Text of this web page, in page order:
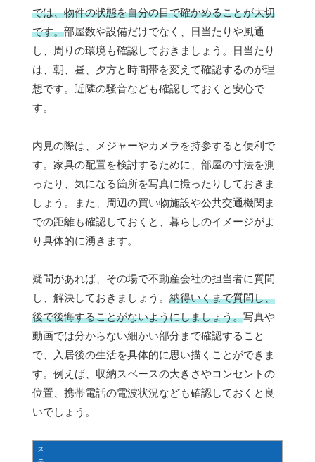
では、物件の状態を自分の目で確かめることが大切
です。部屋数や設備だけでなく、日当たりや風通
し、周りの環境も確認しておきましょう。日当たり
は、朝、昼、夕方と時間帯を変えて確認するのが理
想です。近隣の騒音なども確認しておくと安心で
す。
内見の際は、メジャーやカメラを持参すると便利で
す。家具の配置を検討するために、部屋の寸法を測
ったり、気になる箇所を写真に撮ったりしておきま
しょう。また、周辺の買い物施設や公共交通機関ま
での距離も確認しておくと、暮らしのイメージがよ
り具体的に湧きます。
疑問があれば、その場で不動産会社の担当者に質問
し、解決しておきましょう。 納得いくまで質問し、
後で後悔することがないようにしましょう。写真や
動画では分からない細かい部分まで確認すること
で、入居後の生活を具体的に思い描くことができま
す。例えば、収納スペースの大きさやコンセントの
位置、携帯電話の電波状況なども確認しておくと良
いでしょう。
ス